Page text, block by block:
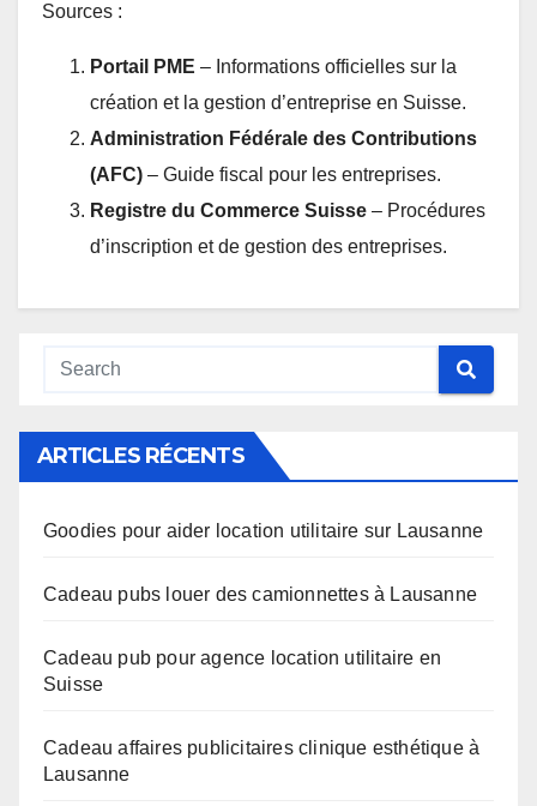
Sources :
Portail PME – Informations officielles sur la
création et la gestion d’entreprise en Suisse.
Administration Fédérale des Contributions
(AFC) – Guide fiscal pour les entreprises.
Registre du Commerce Suisse – Procédures
d’inscription et de gestion des entreprises.
ARTICLES RÉCENTS
Goodies pour aider location utilitaire sur Lausanne
Cadeau pubs louer des camionnettes à Lausanne
Cadeau pub pour agence location utilitaire en
Suisse
Cadeau affaires publicitaires clinique esthétique à
Lausanne